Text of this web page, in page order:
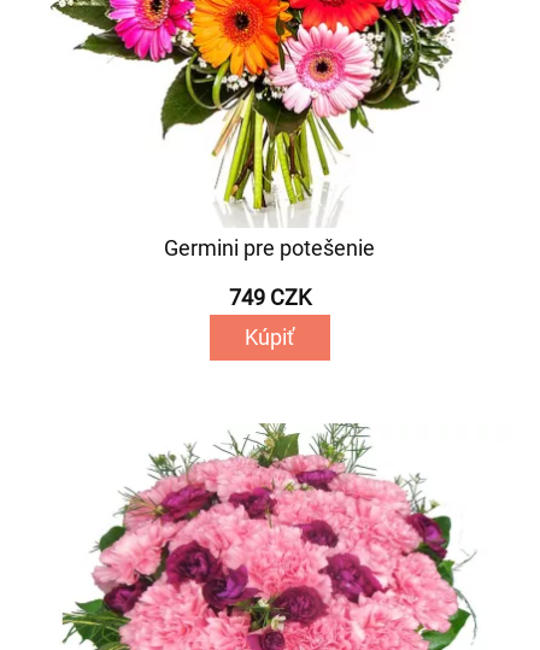
Germini pre potešenie
749 CZK
Kúpiť